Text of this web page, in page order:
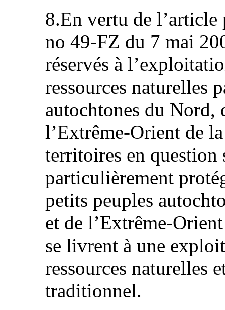
8.En vertu de
no 49-FZ du 7 mai
réservés à
ressources naturelles
autochtones du Nord,
l’Extrême-Orient de
territoires en question
particulièrement
petits peuples
et de l’Extrême-
se livrent à une
ressources naturelles
traditionnel.